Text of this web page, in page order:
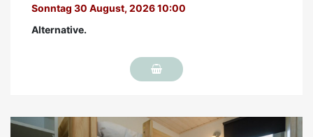
Sonntag 30 August, 2026 10:00
Alternative.